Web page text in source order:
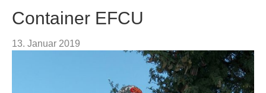
Container EFCU
13. Januar 2019